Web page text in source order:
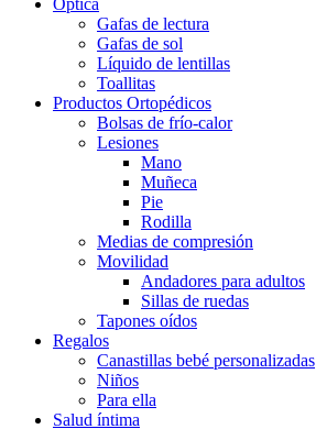
Gafas de lectura
Gafas de sol
Líquido de lentillas
Toallitas
Productos Ortopédicos
Bolsas de frío-calor
Lesiones
Mano
Muñeca
Pie
Rodilla
Medias de compresión
Movilidad
Andadores para adultos
Sillas de ruedas
Tapones oídos
Regalos
Canastillas bebé personalizadas
Niños
Para ella
Salud íntima